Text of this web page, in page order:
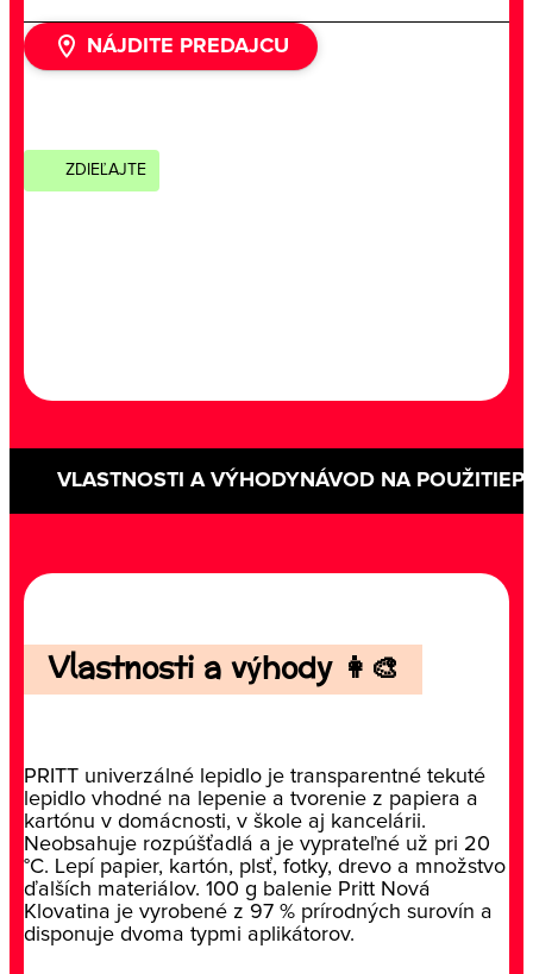
NÁJDITE PREDAJCU
ZDIEĽAJTE
VLASTNOSTI A VÝHODYNÁVOD NA POUŽITIE
Vlastnosti a výhody 👩‍🎨
PRITT univerzálné lepidlo je transparentné tekuté
lepidlo vhodné na lepenie a tvorenie z papiera a
kartónu v domácnosti, v škole aj kancelárii.
Neobsahuje rozpúšťadlá a je vyprateľné už pri 20
°C. Lepí papier, kartón, plsť, fotky, drevo a množstvo
ďalších materiálov. 100 g balenie Pritt Nová
Klovatina je vyrobené z 97 % prírodných surovín a
disponuje dvoma typmi aplikátorov.